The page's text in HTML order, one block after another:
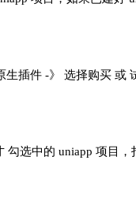
插件 -》 选择购买 或
选中的 uniapp 项目